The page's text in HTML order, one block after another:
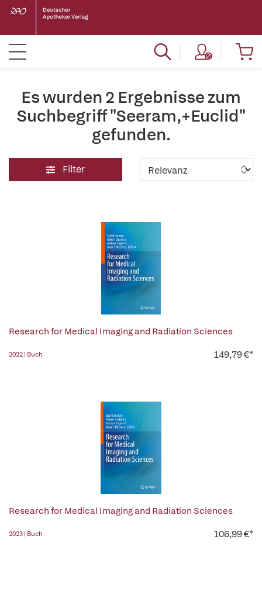
Es wurden 2 Ergebnisse zum
Suchbegriff "Seeram,+Euclid"
gefunden.
Filter
Research for Medical Imaging and Radiation Sciences
2022 | Buch 149,79 €*
Research for Medical Imaging and Radiation Sciences
2023 | Buch 106,99 €*